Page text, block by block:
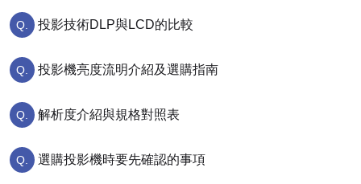
投影技術DLP與LCD的比較
投影機亮度流明介紹及選購指南
解析度介紹與規格對照表
選購投影機時要先確認的事項